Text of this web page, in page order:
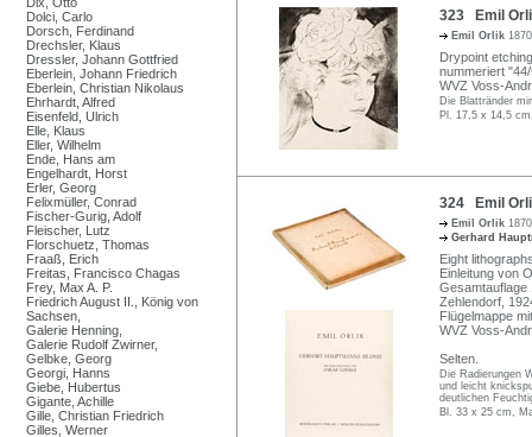
Dolci, Carlo
Dorsch, Ferdinand
Drechsler, Klaus
Dressler, Johann Gottfried
Eberlein, Johann Friedrich
Eberlein, Christian Nikolaus
Ehrhardt, Alfred
Eisenfeld, Ulrich
Elle, Klaus
Eller, Wilhelm
Ende, Hans am
Engelhardt, Horst
Erler, Georg
Felixmüller, Conrad
Fischer-Gurig, Adolf
Fleischer, Lutz
Florschuetz, Thomas
Fraaß, Erich
Freitas, Francisco Chagas
Frey, Max A. P.
Friedrich August II., König von
Sachsen,
Galerie Henning,
Galerie Rudolf Zwirner,
Gelbke, Georg
Georgi, Hanns
Giebe, Hubertus
Gigante, Achille
Gille, Christian Friedrich
Gilles, Werner
323 Emil
Emil Orlik
Drypoint
nummeriert
WVZ Voss-
Die Blattränder
Pl. 17,5 x 14,5
324 Emil
Emil Orlik
Gerhard
Eight
Einleitung von
Gesamtauflage
Zehlendorf,
Flügelmappe
WVZ Voss-
Selten.
Die Radierungen
und leicht
deutlichen
Bl. 33 x 25 cm,